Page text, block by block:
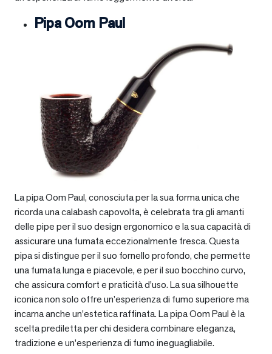
Pipa Oom Paul
La pipa Oom Paul, conosciuta per la sua forma unica che
ricorda una calabash capovolta, è celebrata tra gli amanti
delle pipe per il suo design ergonomico e la sua capacità di
assicurare una fumata eccezionalmente fresca. Questa
pipa si distingue per il suo fornello profondo, che permette
una fumata lunga e piacevole, e per il suo bocchino curvo,
che assicura comfort e praticità d’uso. La sua silhouette
iconica non solo offre un’esperienza di fumo superiore ma
incarna anche un’estetica raffinata. La pipa Oom Paul è la
scelta prediletta per chi desidera combinare eleganza,
tradizione e un’esperienza di fumo ineguagliabile.